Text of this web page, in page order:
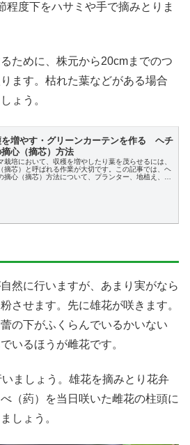
程度下をハサミや手で摘みとりま
ために、株元から20cmまでのつ
ます。枯れた葉などがある場合
ょう。
を増やす・グリーンカーテンを作る ヘチ
摘心（摘芯）方法
栽培において、収穫を増やしたり葉を茂らせるには、
摘芯）と呼ばれる作業が大切です。この記事では、ヘ
摘心（摘芯）方法について、プランター、地植え、グ
然に行いますが、あまり実がなら
させます。先に雄花が咲きます。
の下がふくらんでいるかいない
いるほうが雌花です。
ましょう。雄花を摘みとり花弁
（葯）を当日咲いた雌花の柱頭に
しょう。